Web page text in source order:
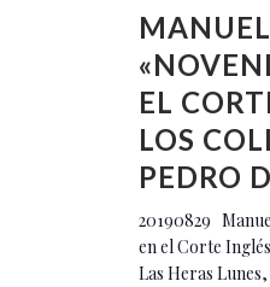
EL
LOS
PEDRO
20190829
en el Corte
Las Heras